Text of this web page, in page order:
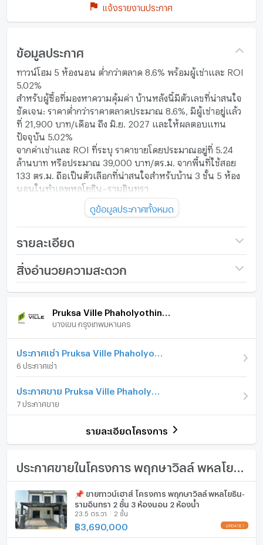
แจ้งรายงานประกาศ
ข้อมูลประกาศ
ทาวน์โฮม 5 ห้องนอน ต่ำกว่าตลาด 8.6% พร้อมผู้เช่าและ ROI
5.02%
สำหรับผู้ซื้อที่มองหาความคุ้มค่า บ้านหลังนี้มีตัวเลขที่น่าสนใจ
ชัดเจน: ราคาต่ำกว่าราคาตลาดประมาณ 8.6%, มีผู้เช่าอยู่แล้ว
ที่ 21,900 บาท/เดือน ถึง มิ.ย. 2027 และให้ผลตอบแทน
ปัจจุบัน 5.02%
จากค่าเช่าและ ROI ที่ระบุ ราคาขายโดยประมาณอยู่ที่ 5.24
ล้านบาท หรือประมาณ 39,000 บาท/ตร.ม. จากพื้นที่ใช้สอย
133 ตร.ม. ถือเป็นตัวเลือกที่น่าสนใจสำหรับบ้าน 3 ชั้น 5 ห้อง
นอนในทำเลพหลโยธิน–รามอินทรา
5 ห้องนอน 2 ห้องน้ำ
พื้นที่ใช้สอย 133 ตร.ม.
ที่ดิน 19.5 ตร.ว.
ค่าเช่า 21,900 บาท/เดือน
ROI ปัจจุบัน 5.02%
ร่ม
ทำไมคุ้มกว่าหลังอื่น
ทรัพย์ในงบใกล้เคียงกันอาจมีจำนวนห้องนอนน้อยกว่า หรือ
ไม่มีผู้เช่าในมือ เหมาะกับนักลงทุนที่ต้องการกระแสเงินสดต่อ
ทำเลใกล้วัชรพล รามอินทรา Central Ramindra, Fashion
Island และ Don Mueang Airport ช่วยเพิ่มความน่าสนใจทั้ง
ติดต่อเพื่อสอบถามราคาล่าสุดและนัดชมบ้านก่อนยูนิตต่ำกว่า
ตลาดนี้ถูกจอง
#ทาวน์โฮมกรุงเทพ #ทาวน์โฮมพหลโยธิน #ทาวน์โฮม
รามอินทรา #PruksaVille #พฤกษาวิลล์พหลโยธินรามอินทรา
#บ้าน5ห้องนอน #บ้านใกล้รามอินทรา #บ้านใกล้วัชรพล #บ้าน
สำหรับครอบครัว #บ้านพร้อมอยู่ #บ้านมีห้องทำงาน #บ้าน
ราคาต่ำกว่าตลาด #อสังหากรุงเทพ
ดูข้อมูลประกาศทั้งหมด
รายละเอียด
ชื่อโครงการ
Pruksa Ville Phaholyothin
จำนวนชั้น
จำนวนห้องนอน
จำนวนห้องน้ำ
ขนาดที่ดิน 20 ตร.ว.
พื้นที่ใช้สอย (ตร.ม.) 133 ตร.ม.
สิ่งอำนวยความสะดวก
ภายในบ้าน ภายในโครงการ
เฟอร์นิเจอร์
โทรศัพท์บ้าน
เครื่องทำน้ำร้อน/น้ำอุ่น
ประตูห้องระบบ digital lock
ตู้เย็น
เครื่องดูดควัน
บางเขน กรุงเทพมหานคร
6 ประกาศเช่า
7 ประกาศขาย
รายละเอียดโครงการ
📌 ขายทาวน์เฮาส์ โครงการ พฤกษาวิลล์ พหลโยธิน-
รามอินทรา 2 ชั้น 3 ห้องนอน 2 ห้องน้ำ
23.5 ตร.วา 2 ชั้น
฿3,690,000